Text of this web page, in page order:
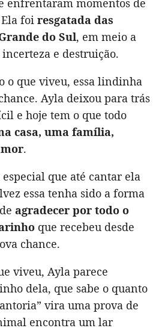
enfrentaram momentos de
foi resgatada das
do Sul, em meio a
e destruição.
o que viveu, essa lindinha
Ayla deixou para trás
e hoje tem o que todo
casa, uma família,
.
que até cantar ela
essa tenha sido a forma
agradecer por todo o
que recebeu desde
chance.
viveu, Ayla parece
dela, que sabe o quanto
vira uma prova de
encontra um lar